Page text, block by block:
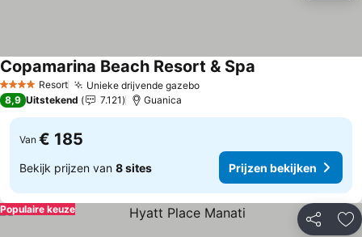
4 SterrenResort Unieke drijvende gazeboPrijzen bekijken
Copamarina Beach Resort & Spa
8,9 Uitstekend 7.121 Guanica
Van € 185
Bekijk prijzen van 8 sites Prijzen bekijken
Delen
Populaire keuze